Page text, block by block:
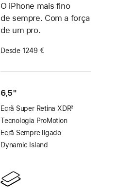
O iPhone mais fino
de sempre. Com a força
de um pro.
Desde 1249 €
6,5"
Ecrã Super Retina XDR
Nota
rodapé
2
Tecnologia ProMotion
Ecrã Sempre ligado
Dynamic Island